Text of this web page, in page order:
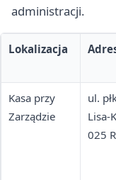
administracji.
Lokalizacja
Kasa przy
Zarządzie
ul.
Lisa-
025